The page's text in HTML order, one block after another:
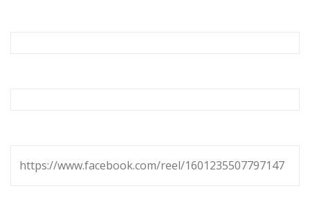
https://www.facebook.com/reel/1601235507797147